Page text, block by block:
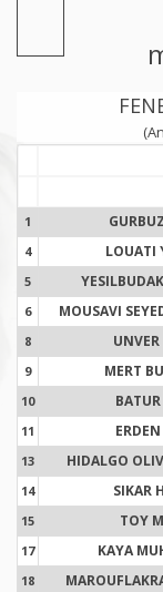
1
4 LOUATI
5
6 MOUSAVI
8
9 MERT
10
11
13 HIDALGO
14 SIKAR
15 TOY
17 KAYA
18